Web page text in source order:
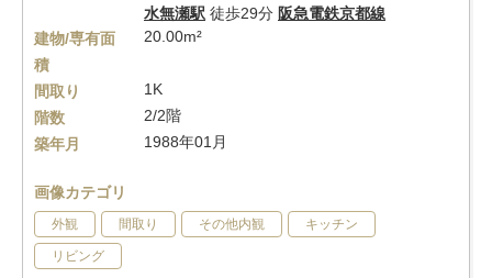
水無瀬駅 徒歩29分 阪急電鉄京都線
建物/専有面
積
20.00m²
間取り
1K
階数
2/2階
築年月
1988年01月
画像カテゴリ
外観 間取り その他内観 キッチン
リビング